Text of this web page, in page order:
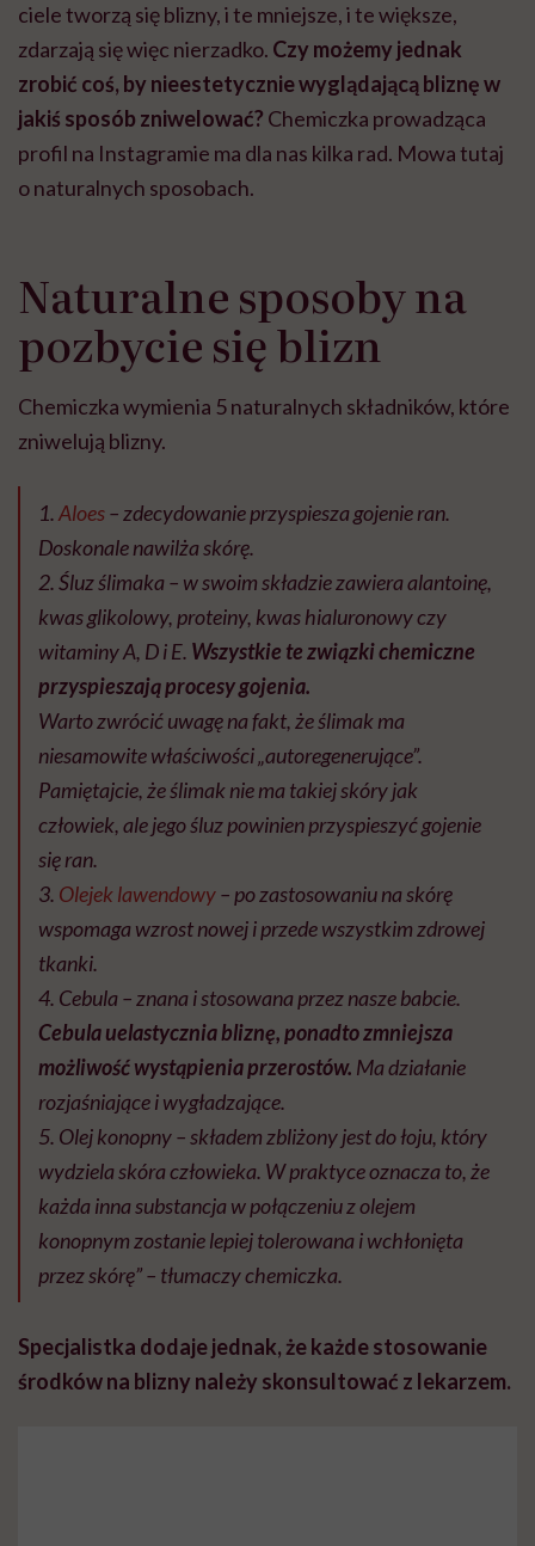
ciele tworzą się blizny, i te mniejsze, i te większe,
zdarzają się więc nierzadko. Czy możemy jednak
zrobić coś, by nieestetycznie wyglądającą bliznę w
jakiś sposób zniwelować? Chemiczka prowadząca
profil na Instagramie ma dla nas kilka rad. Mowa tutaj
o naturalnych sposobach.
Naturalne sposoby na
pozbycie się blizn
Chemiczka wymienia 5 naturalnych składników, które
zniwelują blizny.
1.Aloes– zdecydowanie przyspiesza gojenie ran.
Doskonale nawilża skórę.
2. Śluz ślimaka – w swoim składzie zawiera alantoinę,
kwas glikolowy, proteiny, kwas hialuronowy czy
witaminy A, D i E. Wszystkie te związki chemiczne
przyspieszają procesy gojenia.
Warto zwrócić uwagę na fakt, że ślimak ma
niesamowite właściwości „autoregenerujące”.
Pamiętajcie, że ślimak nie ma takiej skóry jak
człowiek, ale jego śluz powinien przyspieszyć gojenie
się ran.
3. Olejek lawendowy– po zastosowaniu na skórę
wspomaga wzrost nowej i przede wszystkim zdrowej
tkanki.
4. Cebula – znana i stosowana przez nasze babcie.
Cebula uelastycznia bliznę, ponadto zmniejsza
możliwość wystąpienia przerostów. Ma działanie
rozjaśniające i wygładzające.
5. Olej konopny – składem zbliżony jest do łoju, który
wydziela skóra człowieka. W praktyce oznacza to, że
każda inna substancja w połączeniu z olejem
konopnym zostanie lepiej tolerowana i wchłonięta
przez skórę” – tłumaczy chemiczka.
Specjalistka dodaje jednak, że każde stosowanie
środków na blizny należy skonsultować z lekarzem.